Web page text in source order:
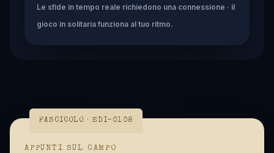
Le sfide in tempo reale richiedono una connessione · il
gioco in solitaria funziona al tuo ritmo.
FASCICOLO · EDI-0108
APPUNTI SUL CAMPO